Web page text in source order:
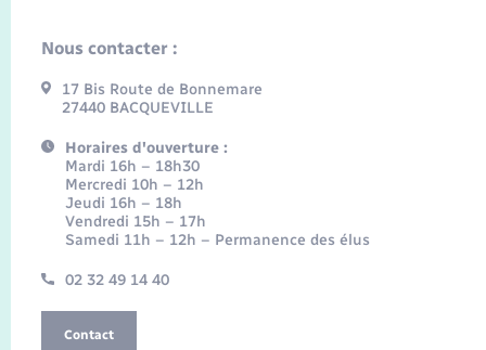
Nous contacter :
17 Bis Route de Bonnemare
27440 BACQUEVILLE
Horaires d'ouverture :
Mardi 16h – 18h30
Mercredi 10h – 12h
Jeudi 16h – 18h
Vendredi 15h – 17h
Samedi 11h – 12h – Permanence des élus
02 32 49 14 40
Contact